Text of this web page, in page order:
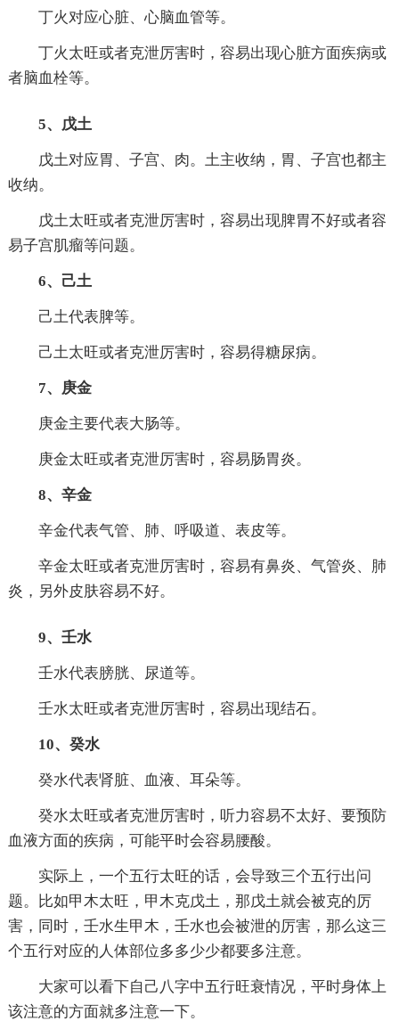
丁火对应心脏、心脑血管等。
丁火太旺或者克泄厉害时，容易出现心脏方面疾病或
者脑血栓等。
5、戊土
戊土对应胃、子宫、肉。土主收纳，胃、子宫也都主
收纳。
戊土太旺或者克泄厉害时，容易出现脾胃不好或者容
易子宫肌瘤等问题。
6、己土
己土代表脾等。
己土太旺或者克泄厉害时，容易得糖尿病。
7、庚金
庚金主要代表大肠等。
庚金太旺或者克泄厉害时，容易肠胃炎。
8、辛金
辛金代表气管、肺、呼吸道、表皮等。
辛金太旺或者克泄厉害时，容易有鼻炎、气管炎、肺
炎，另外皮肤容易不好。
9、壬水
壬水代表膀胱、尿道等。
壬水太旺或者克泄厉害时，容易出现结石。
10、癸水
癸水代表肾脏、血液、耳朵等。
癸水太旺或者克泄厉害时，听力容易不太好、要预防
血液方面的疾病，可能平时会容易腰酸。
实际上，一个五行太旺的话，会导致三个五行出问
题。比如甲木太旺，甲木克戊土，那戊土就会被克的厉
害，同时，壬水生甲木，壬水也会被泄的厉害，那么这三
个五行对应的人体部位多多少少都要多注意。
大家可以看下自己八字中五行旺衰情况，平时身体上
该注意的方面就多注意一下。